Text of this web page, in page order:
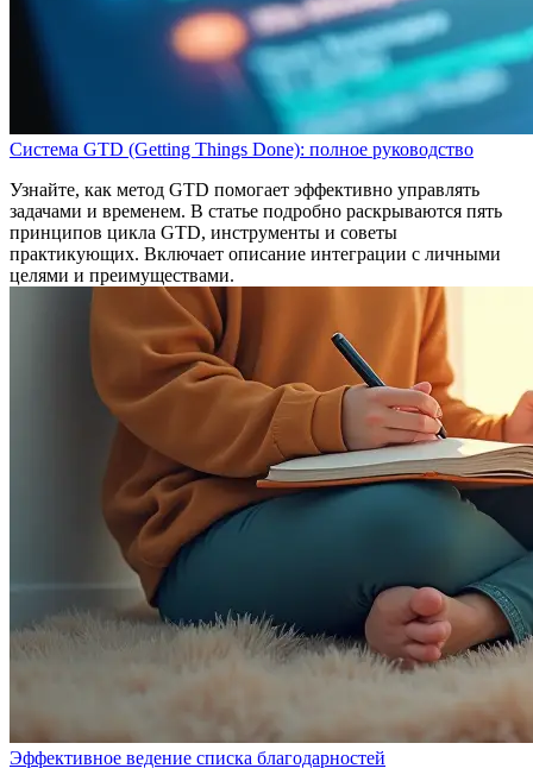
Система GTD (Getting Things Done): полное руководство
Узнайте, как метод GTD помогает эффективно управлять
задачами и временем. В статье подробно раскрываются пять
принципов цикла GTD, инструменты и советы
практикующих. Включает описание интеграции с личными
целями и преимуществами.
Эффективное ведение списка благодарностей